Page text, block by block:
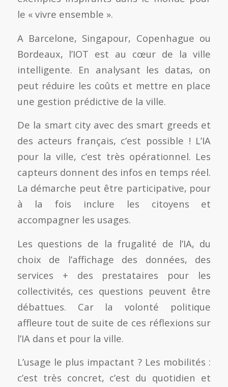
le « vivre ensemble ».
A Barcelone, Singapour, Copenhague ou
Bordeaux, l’IOT est au cœur de la ville
intelligente. En analysant les datas, on
peut réduire les coûts et mettre en place
une gestion prédictive de la ville.
De la smart city avec des smart greeds et
des acteurs français, c’est possible ! L’IA
pour la ville, c’est très opérationnel. Les
capteurs donnent des infos en temps réel.
La démarche peut être participative, pour
à la fois inclure les citoyens et
accompagner les usages.
Les questions de la frugalité de l’IA, du
choix de l’affichage des données, des
services + des prestataires pour les
collectivités, ces questions peuvent être
débattues. Car la volonté politique
affleure tout de suite de ces réflexions sur
l’IA dans et pour la ville.
L’usage le plus impactant ? Les mobilités :
c’est très concret, c’est du quotidien et